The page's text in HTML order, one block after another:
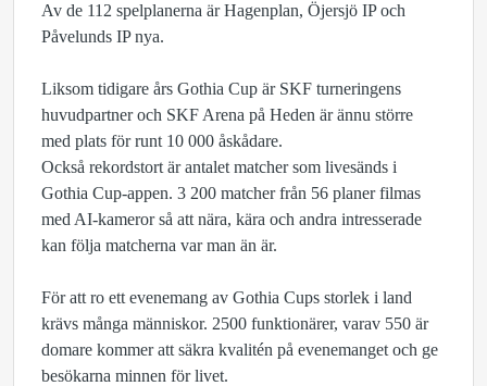
Av de 112 spelplanerna är Hagenplan, Öjersjö IP och
Påvelunds IP nya.
Liksom tidigare års Gothia Cup är SKF turneringens
huvudpartner och SKF Arena på Heden är ännu större
med plats för runt 10 000 åskådare.
Också rekordstort är antalet matcher som livesänds i
Gothia Cup-appen. 3 200 matcher från 56 planer filmas
med AI-kameror så att nära, kära och andra intresserade
kan följa matcherna var man än är.
För att ro ett evenemang av Gothia Cups storlek i land
krävs många människor. 2500 funktionärer, varav 550 är
domare kommer att säkra kvalitén på evenemanget och ge
besökarna minnen för livet.